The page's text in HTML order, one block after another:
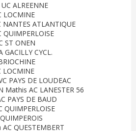
ALREENNE
LOCMINE
NANTES ATLANTIQUE
ST ONEN
GACILLY CYCL.
LOCMINE
PAYS DE LOUDEAC
Mathis AC LANESTER 56
PAYS DE BAUD
QUIMPERLOISE
QUESTEMBERT